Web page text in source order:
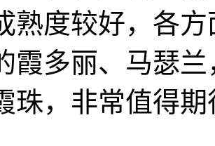
熟度较好，各
霞多丽、马瑟
珠，非常值得期